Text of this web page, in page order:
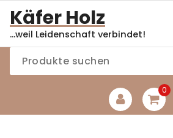
Inhalt
springen
Käfer Holz
...weil Leidenschaft verbindet!
0